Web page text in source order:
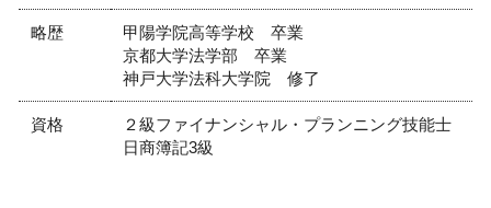
略歴
甲陽学院高等学校 卒業
京都大学法学部 卒業
神戸大学法科大学院 修了
資格
２級ファイナンシャル・プランニング技能士
日商簿記3級